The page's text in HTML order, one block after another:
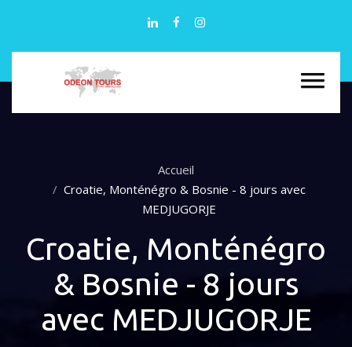
Accueil
Croatie, Monténégro & Bosnie - 8 jours avec
MEDJUGORJE
Croatie, Monténégro
& Bosnie - 8 jours
avec MEDJUGORJE